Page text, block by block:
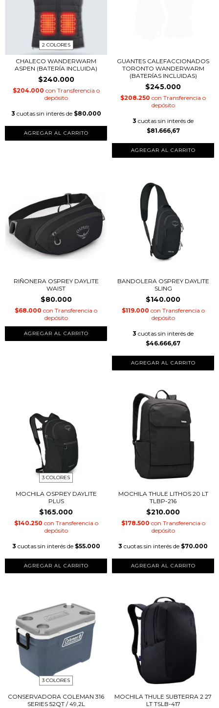
2 COLORES
CHALECO WANDERWARM
ASPEN (BATERÍA INCLUIDA)
$240.000
$204.000 con Transferencia o
depósito
3 cuotas sin interés de $80.000
AGREGAR AL CARRITO
GUANTES CALEFACCIONADOS
TORONTO WANDERWARM
(BATERÍAS INCLUIDAS)
$245.000
$208.250 con Transferencia o
depósito
3 cuotas sin interés de
$81.666,67
AGREGAR AL CARRITO
RIÑONERA OSPREY DAYLITE
WAIST
$80.000
$68.000 con Transferencia o
depósito
BANDOLERA OSPREY DAYLITE
SLING
$140.000
$119.000 con Transferencia o
depósito
3 cuotas sin interés de
$46.666,67
3 COLORES
MOCHILA OSPREY DAYLITE
PLUS
$165.000
$140.250 con Transferencia o
depósito
3 cuotas sin interés de $55.000
AGREGAR AL CARRITO
MOCHILA THULE LITHOS 20 LT
TLBP-216
$210.000
$178.500 con Transferencia o
depósito
3 cuotas sin interés de $70.000
3 COLORES
CONSERVADORA COLEMAN 316
SERIES 52QT / 49,2L
MOCHILA THULE SUBTERRA 2 27
LT TSLB-417